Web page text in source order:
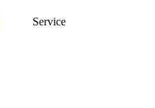
Service